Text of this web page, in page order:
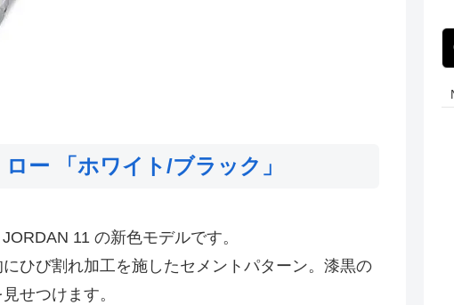
ー 「ホワイト/ブラック」
11 の新色モデルです。
ひび割れ加工を施したセメントパターン。漆黒の
せつけます。